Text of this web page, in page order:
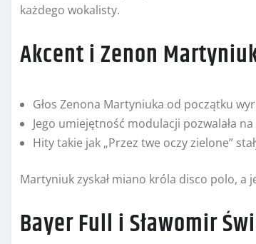
każdego wokalisty.
Akcent i Zenon
Głos Zenona Martyniuka od początku
Jego umiejętność modulacji pozwalała
Hity takie jak „Przez twe oczy zielone”
Martyniuk zyskał miano króla disco polo, a
Bayer Full i Sławomir